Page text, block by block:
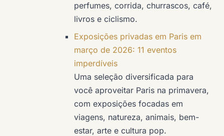
perfumes, corrida, churrascos, café,
livros e ciclismo.
Exposições privadas em Paris em
março de 2026: 11 eventos
imperdíveis
Uma seleção diversificada para
você aproveitar Paris na primavera,
com exposições focadas em
viagens, natureza, animais, bem-
estar, arte e cultura pop.